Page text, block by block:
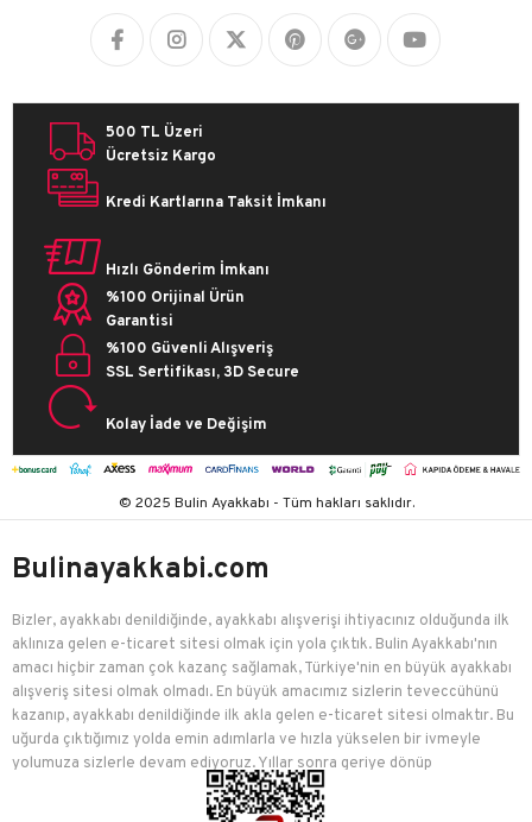
500 TL Üzeri
Ücretsiz Kargo
Kredi Kartlarına Taksit İmkanı
Hızlı Gönderim İmkanı
%100 Orijinal Ürün
Garantisi
%100 Güvenli Alışveriş
SSL Sertifikası, 3D Secure
Kolay İade ve Değişim
© 2025 Bulin Ayakkabı - Tüm hakları saklıdır.
Bulinayakkabi.com
Bizler, ayakkabı denildiğinde, ayakkabı alışverişi ihtiyacınız olduğunda ilk
aklınıza gelen e-ticaret sitesi olmak için yola çıktık. Bulin Ayakkabı'nın
amacı hiçbir zaman çok kazanç sağlamak, Türkiye'nin en büyük ayakkabı
alışveriş sitesi olmak olmadı. En büyük amacımız sizlerin teveccühünü
kazanıp, ayakkabı denildiğinde ilk akla gelen e-ticaret sitesi olmaktır. Bu
uğurda çıktığımız yolda emin adımlarla ve hızla yükselen bir ivmeyle
yolumuza sizlerle devam ediyoruz. Yıllar sonra geriye dönüp
baktığımızda birçok mutlu müşteriyi edindiğimiz için çok mutluyuz.